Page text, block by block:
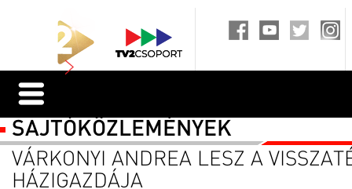
SAJTÓKÖZLEMÉNYEK
VÁRKONYI ANDREA LESZ A
HÁZIGAZDÁJA